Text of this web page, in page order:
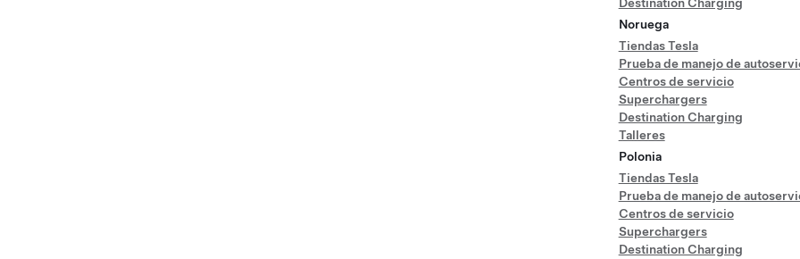
Noruega
Tiendas Tesla
Prueba de manejo de
Centros de servicio
Superchargers
Destination Charging
Talleres
Polonia
Tiendas Tesla
Prueba de manejo de
Centros de servicio
Superchargers
Destination Charging